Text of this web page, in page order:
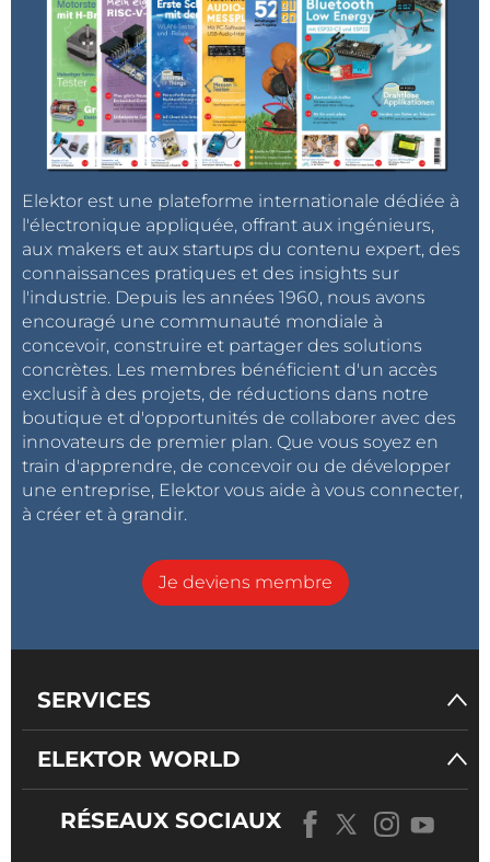
Elektor est une plateforme internationale dédiée à
l'électronique appliquée, offrant aux ingénieurs,
aux makers et aux startups du contenu expert, des
connaissances pratiques et des insights sur
l'industrie. Depuis les années 1960, nous avons
encouragé une communauté mondiale à
concevoir, construire et partager des solutions
concrètes. Les membres bénéficient d'un accès
exclusif à des projets, de réductions dans notre
boutique et d'opportunités de collaborer avec des
innovateurs de premier plan. Que vous soyez en
train d'apprendre, de concevoir ou de développer
une entreprise, Elektor vous aide à vous connecter,
à créer et à grandir.
Je deviens membre
SERVICES
ELEKTOR WORLD
RÉSEAUX SOCIAUX